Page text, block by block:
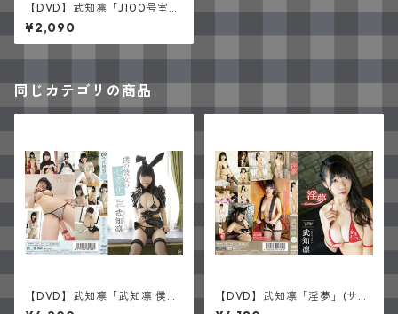
【DVD】武知凛「J100号室
凛のお部屋」(サイン入り)
¥2,090
同じカテゴリの商品
【DVD】武知凛「武知凛 僕の
彼女の七変化」(サイン入り)
【DVD】武知凛「淫夢」(サイ
ン入り)